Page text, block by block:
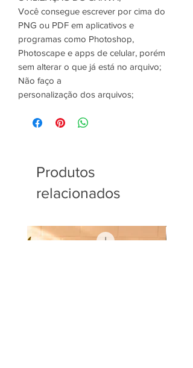
Você consegue escrever por cima do
PNG ou PDF em aplicativos e
programas como Photoshop,
Photoscape e apps de celular, porém
sem alterar o que já está no arquivo;
Não faço a
personalização dos arquivos;
Produtos
relacionados